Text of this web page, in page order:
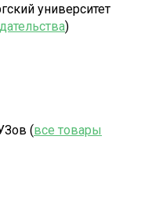
университет
)
(все товары